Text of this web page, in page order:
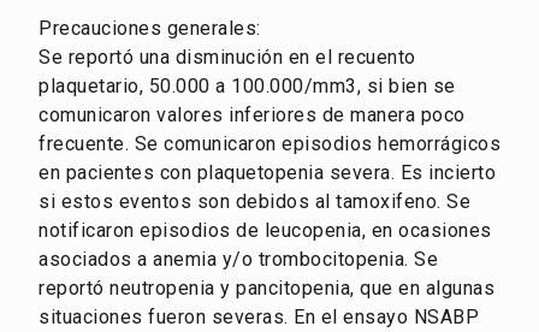
Precauciones generales:
Se reportó una disminución en el recuento
plaquetario, 50.000 a 100.000/mm3, si bien se
comunicaron valores inferiores de manera poco
frecuente. Se comunicaron episodios hemorrágicos
en pacientes con plaquetopenia severa. Es incierto
si estos eventos son debidos al tamoxifeno. Se
notificaron episodios de leucopenia, en ocasiones
asociados a anemia y/o trombocitopenia. Se
reportó neutropenia y pancitopenia, que en algunas
situaciones fueron severas. En el ensayo NSABP